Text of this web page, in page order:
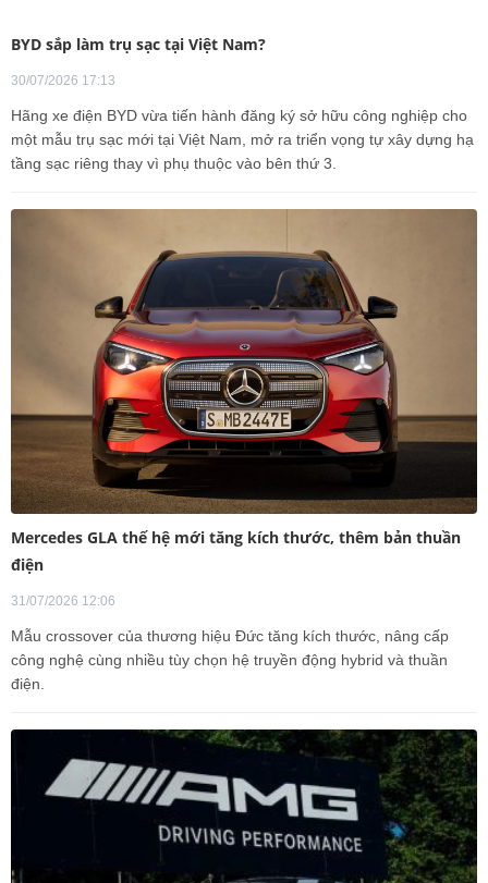
BYD sắp làm trụ sạc tại Việt Nam?
30/07/2026 17:13
Hãng xe điện BYD vừa tiến hành đăng ký sở hữu công nghiệp cho
một mẫu trụ sạc mới tại Việt Nam, mở ra triển vọng tự xây dựng hạ
tầng sạc riêng thay vì phụ thuộc vào bên thứ 3.
Mercedes GLA thế hệ mới tăng kích thước, thêm bản thuần
điện
31/07/2026 12:06
Mẫu crossover của thương hiệu Đức tăng kích thước, nâng cấp
công nghệ cùng nhiều tùy chọn hệ truyền động hybrid và thuần
điện.